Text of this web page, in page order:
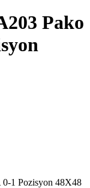
Pako
1 Pozisyon 48X48